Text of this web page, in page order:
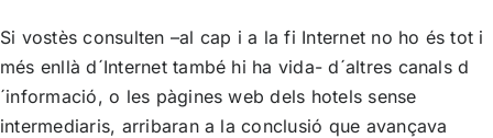
Si vostès consulten –al cap i a la fi Internet no ho és tot i
més enllà d´Internet també hi ha vida- d´altres canals d
´informació, o les pàgines web dels hotels sense
intermediaris, arribaran a la conclusió que avançava